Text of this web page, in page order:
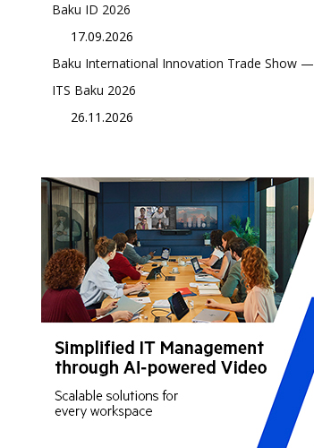
Baku ID 2026
17.09.2026
Baku International Innovation Trade Show —
ITS Baku 2026
26.11.2026